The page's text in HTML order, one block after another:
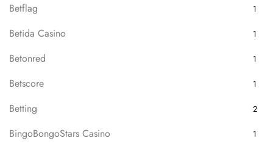
Betflag 1
Betida Casino 1
Betonred 1
Betscore 1
Betting 2
BingoBongoStars Casino 1